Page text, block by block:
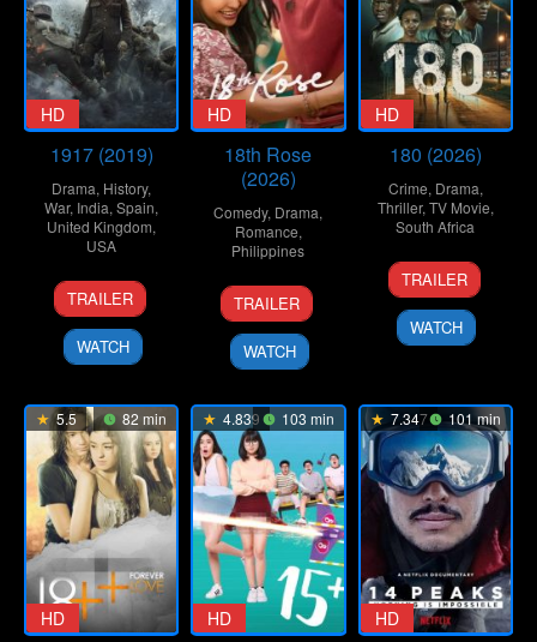
HD
1917 (2019)
Drama, History,
War, India,Spain,
United Kingdom,
USA
25
Dec
2019
Joey
Coughlin
TRAILER
WATCH
HD
18th Rose
(2026)
Comedy, Drama,
Romance,
Philippines
9
Apr
2026
Dolly
Dulu
TRAILER
WATCH
HD
180 (2026)
Crime, Drama,
Thriller, TV Movie,
South Africa
16
Apr
2026
Alex
Yazbek
TRAILER
WATCH
5.5 82 min
HD
4.839 103 min
HD
7.347 101 min
HD